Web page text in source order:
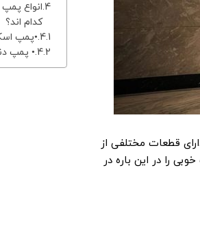
قطعات مختلفی از
را در این باره در
انواع
کدام اند؟
•پمپ
• پمپ